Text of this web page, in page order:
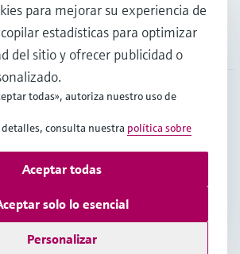
Group Services AG
de uso
Protección de datos
generales
para mejorar su experiencia de
estadísticas para optimizar
del sitio y ofrecer publicidad o
todas», autoriza nuestro uso de
consulta nuestra política sobre
Personalizar
solo lo esencial
Aceptar todas